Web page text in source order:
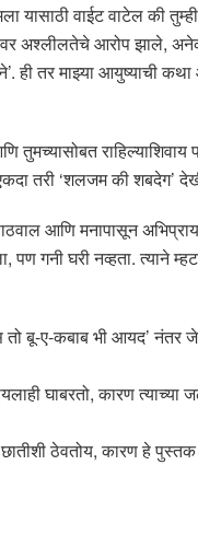
वाईट वाटेल की
अश्लीलतेचे आरोप झाले,
ही तर माझ्या आयुष्याची
राहिल्याशिवाय
तरी ‘शलजम की शबदेग’
आणि मनापासून
पण गनी घरी नव्हता.
बू-ए-कबाब भी आयद’ नंतर
घाबरतो, कारण त्याच्या
ठेवतोय, कारण हे पुस्तक